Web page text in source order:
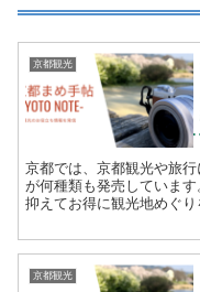
京都観光
京都では、京都観光や旅
が何種類も発売していま
抑えてお得に観光地めぐりをする
は、通年で販売されてい
京都観光